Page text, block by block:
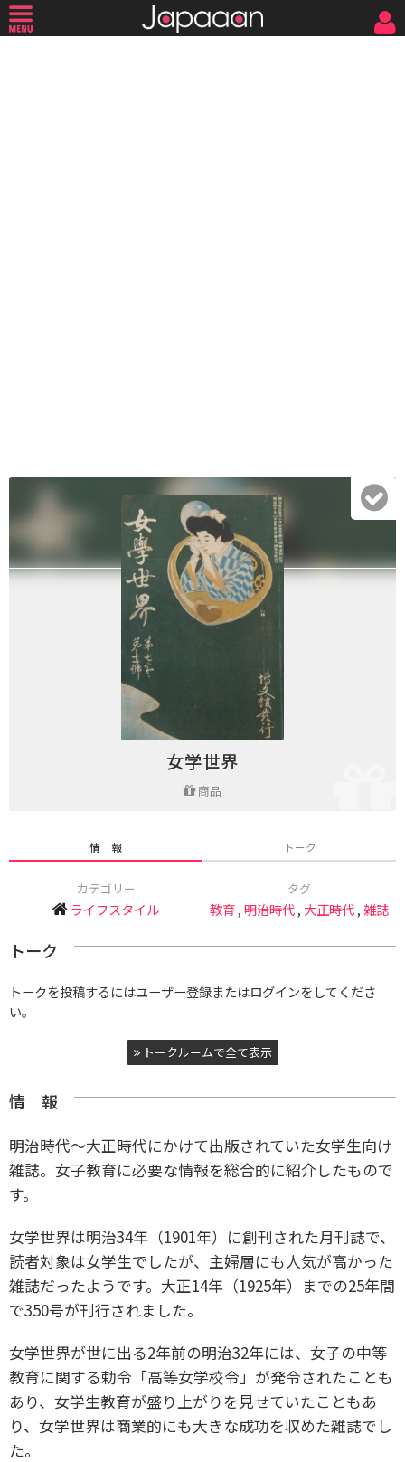
女学世界
商品
情 報 トーク
カテゴリー
ライフスタイル
タグ
教育,明治時代, 大正時代, 雑誌
トーク
トークを投稿するにはユーザー登録またはログインをしてくださ
い。
トークルームで全て表示
情 報
明治時代〜大正時代にかけて出版されていた女学生向け
雑誌。女子教育に必要な情報を総合的に紹介したもので
す。
女学世界は明治34年（1901年）に創刊された月刊誌で、
読者対象は女学生でしたが、主婦層にも人気が高かった
雑誌だったようです。大正14年（1925年）までの25年間
で350号が刊行されました。
女学世界が世に出る2年前の明治32年には、女子の中等
教育に関する勅令「高等女学校令」が発令されたことも
あり、女学生教育が盛り上がりを見せていたこともあ
り、女学世界は商業的にも大きな成功を収めた雑誌でし
た。